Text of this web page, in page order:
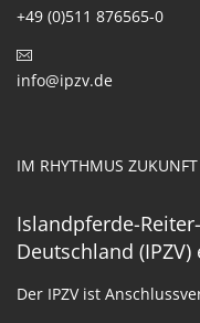
+49 (0)511 876565-0
info@ipzv.de
IM RHYTHMUS
Islandpferde-
Deutschland (IPZV)
Der IPZV ist